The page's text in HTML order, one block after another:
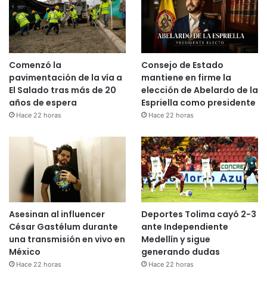
Comenzó la
pavimentación de la vía a
El Salado tras más de 20
años de espera
Hace 22 horas
Consejo de Estado
mantiene en firme la
elección de Abelardo de la
Espriella como presidente
Hace 22 horas
Asesinan al influencer
César Gastélum durante
una transmisión en vivo en
México
Hace 22 horas
Deportes Tolima cayó 2-3
ante Independiente
Medellín y sigue
generando dudas
Hace 22 horas